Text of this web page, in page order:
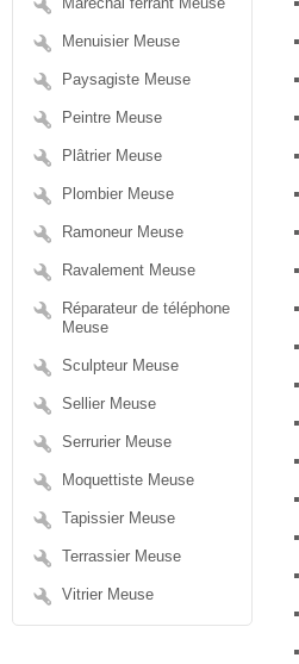
Menuisier Meuse
Paysagiste Meuse
Peintre Meuse
Plâtrier Meuse
Plombier Meuse
Ramoneur Meuse
Ravalement Meuse
Réparateur de téléphone
Meuse
Sculpteur Meuse
Sellier Meuse
Serrurier Meuse
Moquettiste Meuse
Tapissier Meuse
Terrassier Meuse
Vitrier Meuse